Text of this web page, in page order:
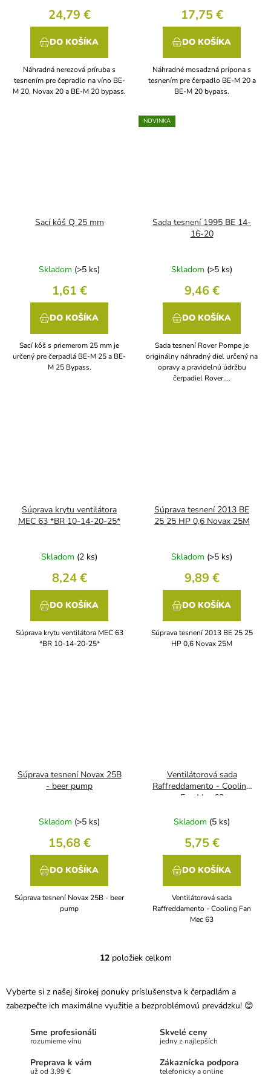
24,79 €
DO KOŠÍKA
Náhradná nerezová príruba s
tesnením pre čepradlo na víno BE-
M 20, Novax 20 a BE-M 20 bypass.
17,75 €
DO KOŠÍKA
Náhradné mosadzná prípona s
tesnením pre čerpadlo BE-M 20 a
BE-M 20 bypass.
Sací kôš Q 25 mm
Skladom (>5 ks)
1,61 €
DO KOŠÍKA
Sací kôš s priemerom 25 mm je
určený pre čerpadlá BE-M 25 a BE-
M 25 Bypass.
NOVINKA
Sada tesnení 1995 BE 14-
16-20
Skladom (>5 ks)
9,46 €
DO KOŠÍKA
Sada tesnení Rover Pompe je
originálny náhradný diel určený na
opravy a pravidelnú údržbu
čerpadiel Rover....
Súprava krytu ventilátora
MEC 63 *BR 10-14-20-25*
Skladom (2 ks)
8,24 €
DO KOŠÍKA
Súprava krytu ventilátora MEC 63
*BR 10-14-20-25*
Súprava tesnení 2013 BE
25 25 HP 0,6 Novax 25M
Skladom (>5 ks)
9,89 €
DO KOŠÍKA
Súprava tesnení 2013 BE 25 25
HP 0,6 Novax 25M
Súprava tesnení Novax 25B
- beer pump
Skladom (>5 ks)
15,68 €
DO KOŠÍKA
Súprava tesnení Novax 25B - beer
pump
Ventilátorová sada
Raffreddamento - Cooling
Fan Mec 63
Skladom (5 ks)
5,75 €
DO KOŠÍKA
Ventilátorová sada
Raffreddamento - Cooling Fan
Mec 63
O
á
d
12položiek celkom
Vyberte si z našej širokej ponuky príslušenstva k čerpadlám a
zabezpečte ich maximálne využitie a bezproblémovú prevádzku! 😊
Sme profesionáli
rozumieme vínu
Skvelé ceny
jedny z najlepších
Preprava k vám
už od 3,99 €
Zákaznícka podpora
telefonicky a online